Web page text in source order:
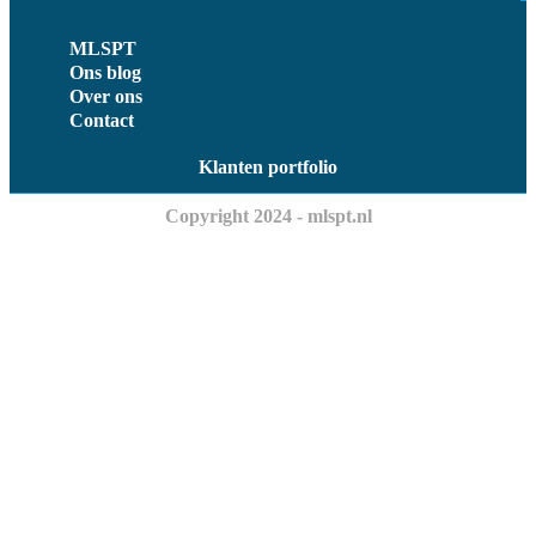
MLSPT
Ons blog
Over ons
Contact
Klanten portfolio
Copyright 2024 - mlspt.nl